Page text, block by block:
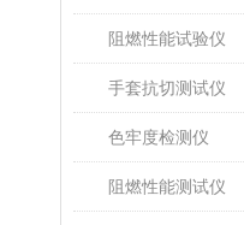
阻燃性能试验仪
手套抗切测试仪
色牢度检测仪
阻燃性能测试仪